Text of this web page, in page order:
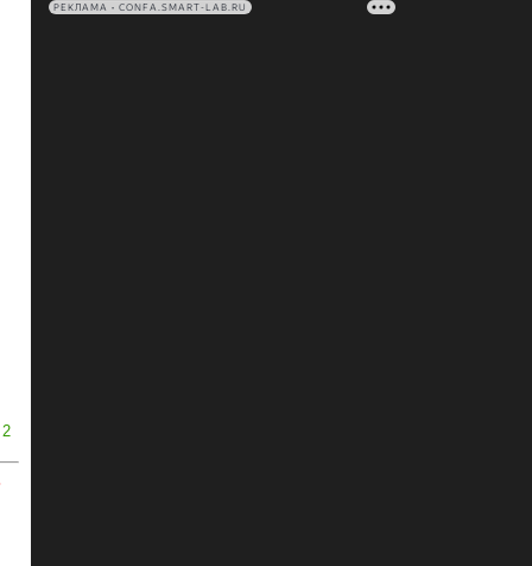
2
РЕКЛАМА • CONFA.SMART-LAB.RU